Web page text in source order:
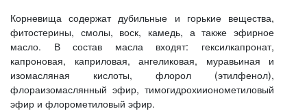
Корневища содержат дубильные и горькие вещества,
фитостерины, смолы, воск, камедь, а также эфирное
масло. В состав масла входят: гексилкапронат,
капроновая, каприловая, ангеликовая, муравьиная и
изомасляная кислоты, флорол (этилфенол),
флораизомаслянный эфир, тимогидрохиионометиловый
эфир и флорометиловый эфир.